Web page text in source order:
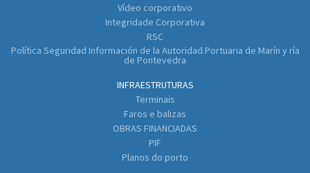
Vídeo corporativo
Integridade Corporativa
RSC
Política Seguridad Información de la Autoridad Portuaria de Marín y ría
de Pontevedra
INFRAESTRUTURAS
Terminais
Faros e balizas
OBRAS FINANCIADAS
PIF
Planos do porto